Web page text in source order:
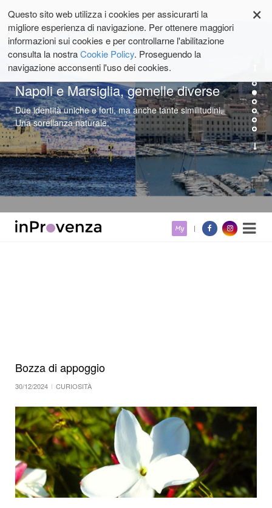
CURIOSITÀ
La Provenza sul web 12-2024
Méli-Mélo provenzale: anticipazioni, notizie e curiosità su
Provenza e Costa Azzurra apparse sul web nelle ultime
settimane.
Salta
ai
My
×
Questo sito web utilizza i cookies per assicurarti la
migliore esperienza di navigazione. Per ottenere maggiori
informazioni sui cookies e per controllarne l'abilitazione
consulta la nostraCookie Policy. Proseguendo la
navigazione acconsenti l'uso dei cookies.
Bozza di appoggio
30/12/2024 CURIOSITÀ